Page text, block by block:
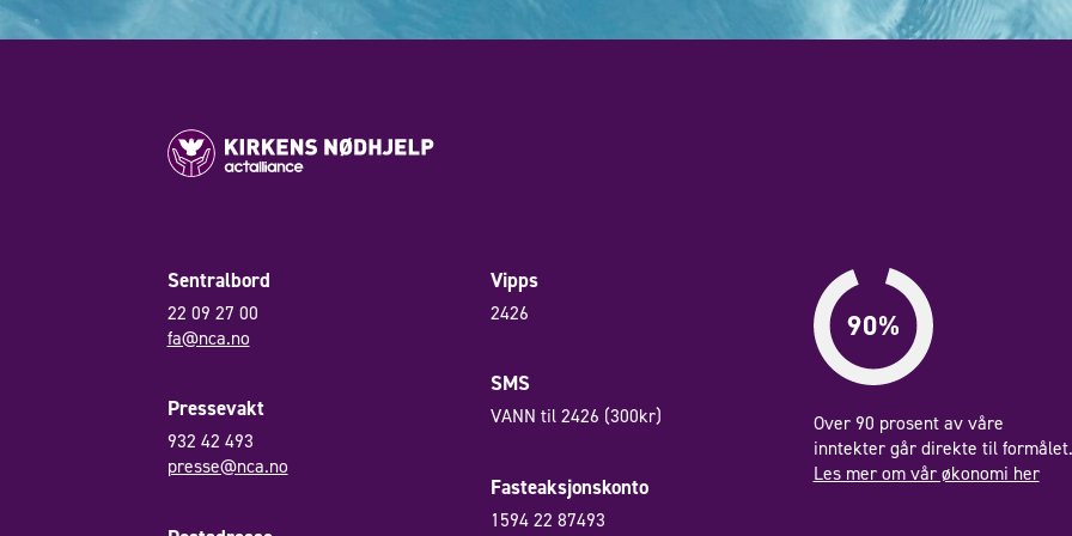
Sentralbord
22 09 27 00
fa@nca.no
Pressevakt
932 42 493
presse@nca.no
Vipps
2426
SMS
VANN til 2426 (300kr)
Fasteaksjonskonto
1594 22 87493
Over 90 prosent av våre
inntekter går direkte til formålet.
Les mer om vår økonomi her